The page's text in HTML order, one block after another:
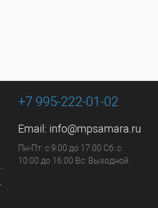
+7 995-222-01-02
Email: info@mpsamara.ru
Пн-Пт: с 9:00 до 17:00 Сб: с
10:00 до 16:00 Вс: Выходной